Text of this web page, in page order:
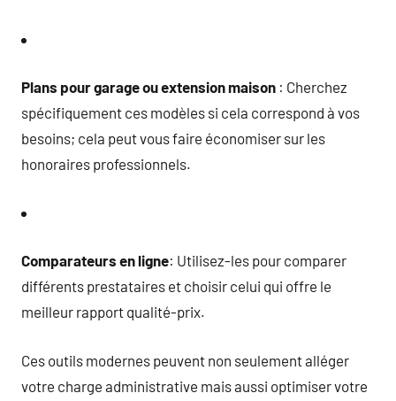
Plans pour garage ou extension maison : Cherchez
spécifiquement ces modèles si cela correspond à vos
besoins; cela peut vous faire économiser sur les
honoraires professionnels.
Comparateurs en ligne: Utilisez-les pour comparer
différents prestataires et choisir celui qui offre le
meilleur rapport qualité-prix.
Ces outils modernes peuvent non seulement alléger
votre charge administrative mais aussi optimiser votre